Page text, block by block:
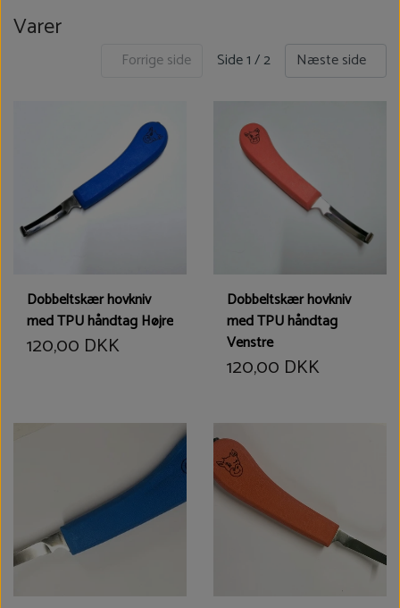
Varer
Forrige side Side 1 / 2 Næste side
Dobbeltskær hovkniv
med TPU håndtag Højre
120,00 DKK
Dobbeltskær hovkniv
med TPU håndtag
Venstre
120,00 DKK